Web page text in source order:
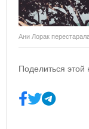
Ани Лорак
Поделиться этой